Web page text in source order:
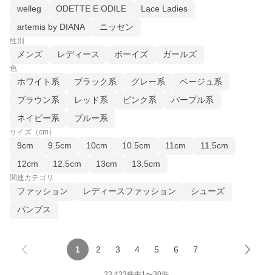
welleg
ODETTE E ODILE
Lace Ladies
artemis by DIANA
ニッセン
性別
メンズ レディース ボーイズ ガールズ
色
ホワイト系 ブラック系 グレー系
ベージュ系
ブラウン系
レッド系 ピンク系
パープル系
ネイビー系
ブルー系
サイズ（cm）
9cm 9.5cm 10cm 10.5cm 11cm
11.5cm
12cm
12.5cm 13cm 13.5cm
関連カテゴリ
ファッション レディースファッション
シューズ
パンプス
1 2 3 4 5 6 7